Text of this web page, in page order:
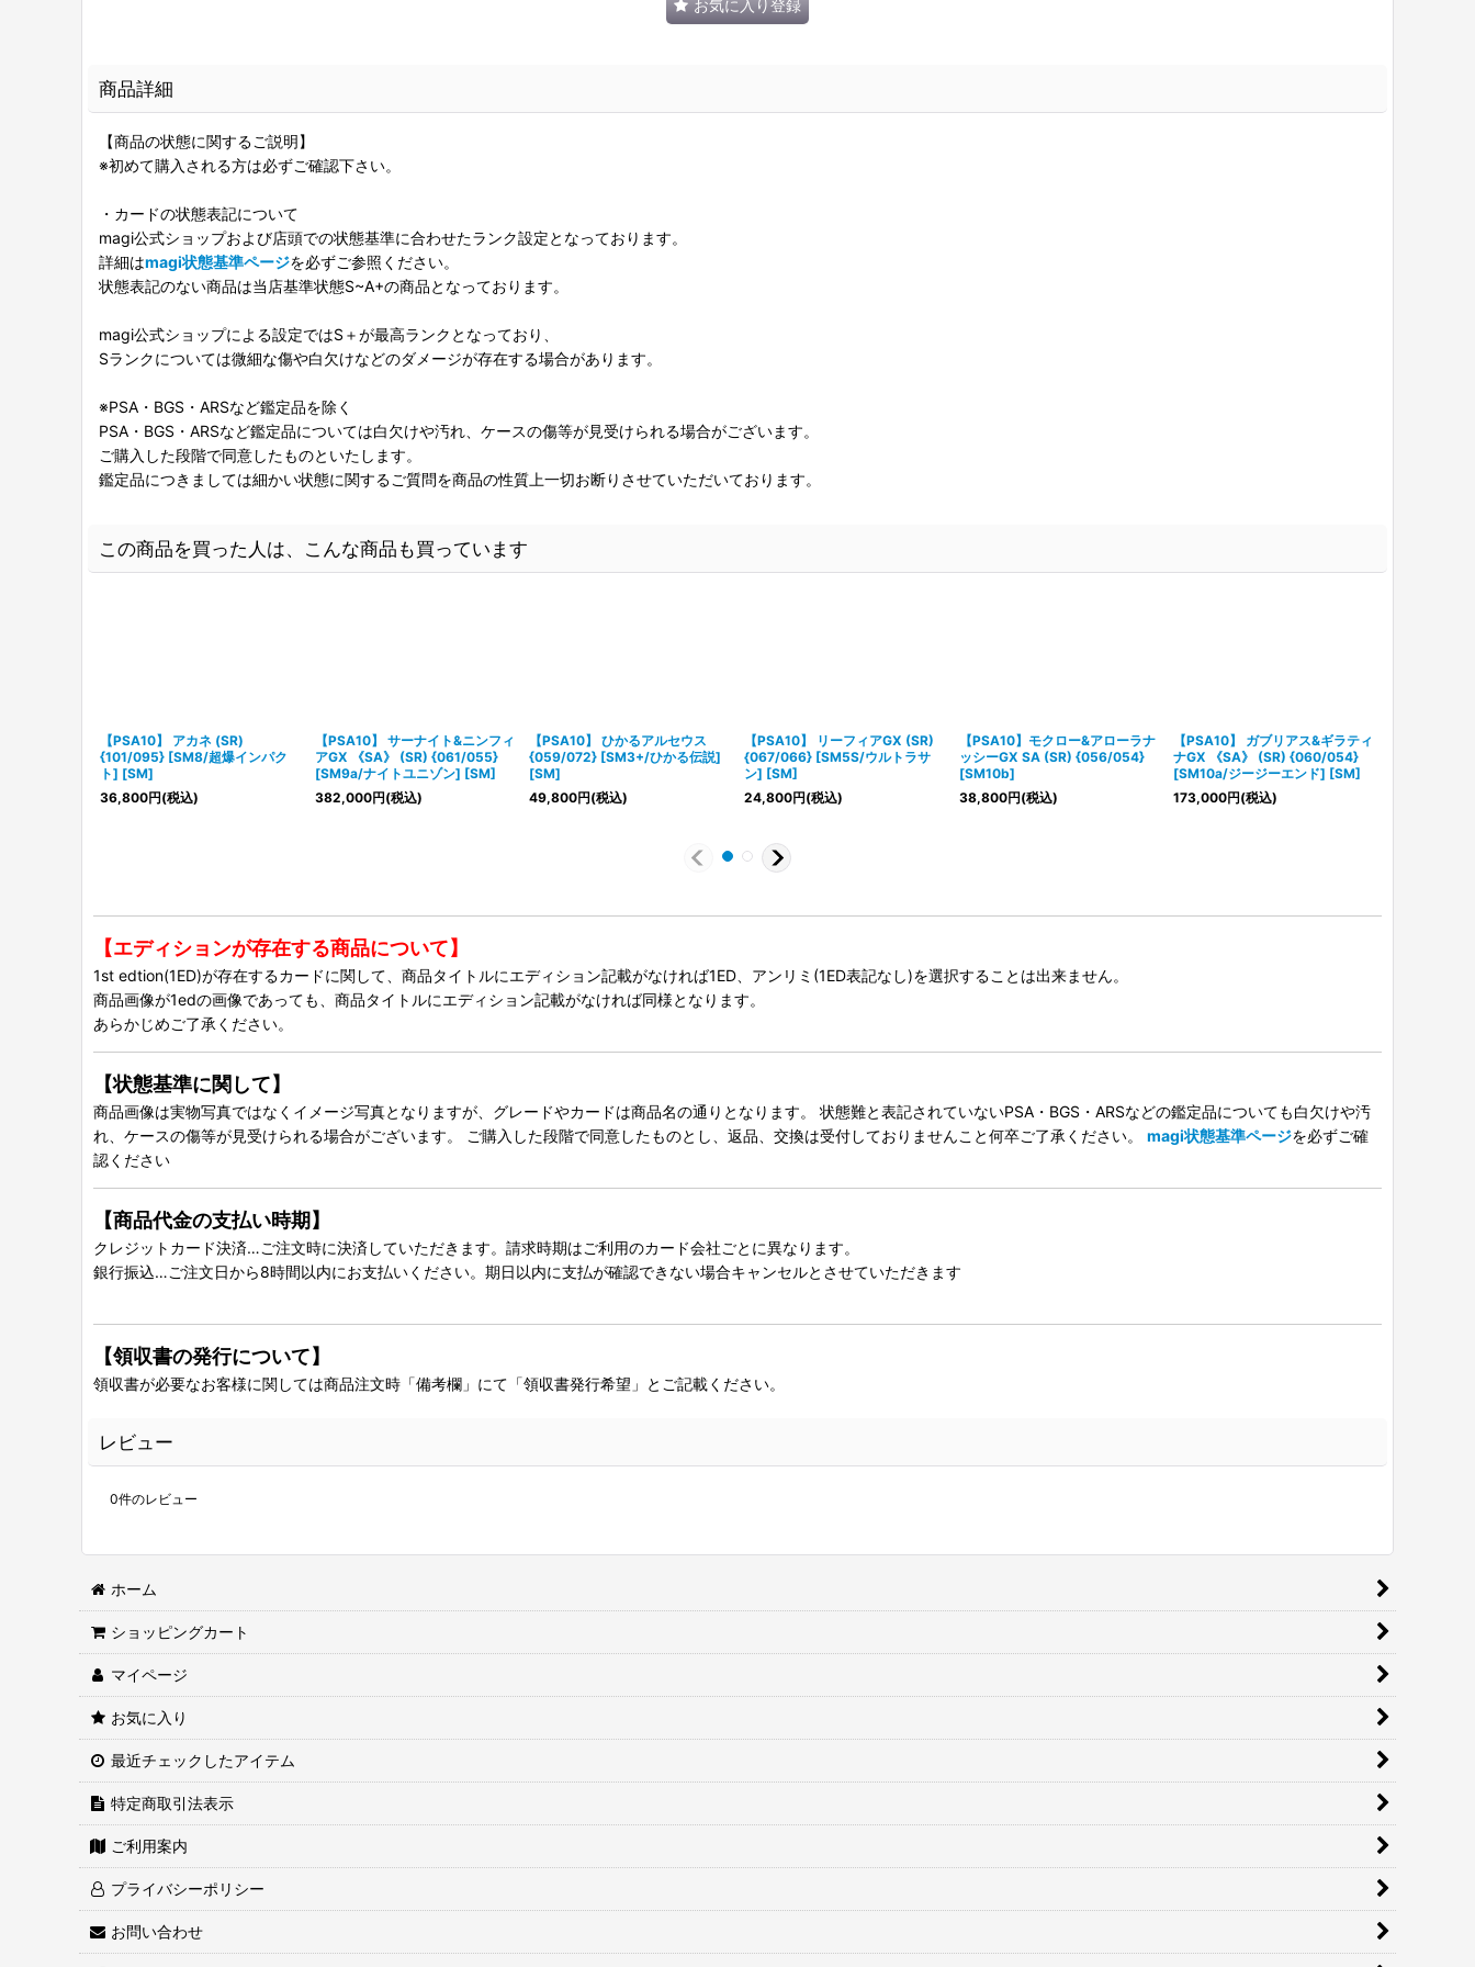
お気に入り登録
商品詳細
【商品の状態に関するご説明】
※初めて購入される方は必ずご確認下さい。
・カードの状態表記について
magi公式ショップおよび店頭での状態基準に合わせたランク設定となっております。
詳細はmagi状態基準ページを必ずご参照ください。
状態表記のない商品は当店基準状態S~A+の商品となっております。
magi公式ショップによる設定ではS＋が最高ランクとなっており、
Sランクについては微細な傷や白欠けなどのダメージが存在する場合があります。
※PSA・BGS・ARSなど鑑定品を除く
PSA・BGS・ARSなど鑑定品については白欠けや汚れ、ケースの傷等が見受けられる場合がございます。
ご購入した段階で同意したものといたします。
鑑定品につきましては細かい状態に関するご質問を商品の性質上一切お断りさせていただいております。
この商品を買った人は、こんな商品も買っています
【PSA10】 アカネ (SR)
{101/095} [SM8/超爆インパク
ト] [SM]
36,800円(税込)
【PSA10】 サーナイト&ニンフィ
アGX 《SA》 (SR) {061/055}
[SM9a/ナイトユニゾン] [SM]
382,000円(税込)
【PSA10】 ひかるアルセウス
{059/072} [SM3+/ひかる伝説]
[SM]
49,800円(税込)
【PSA10】 リーフィアGX (SR)
{067/066} [SM5S/ウルトラサ
ン] [SM]
24,800円(税込)
【PSA10】モクロー&アローラナ
ッシーGX SA (SR) {056/054}
[SM10b]
38,800円(税込)
【PSA10】 ガブリアス&ギラティ
ナGX 《SA》 (SR) {060/054}
[SM10a/ジージーエンド] [SM]
173,000円(税込)
【エディションが存在する商品について】
1st edtion(1ED)が存在するカードに関して、商品タイトルにエディション記載がなければ1ED、アンリミ(1ED表記なし)を選択することは出来ません。
商品画像が1edの画像であっても、商品タイトルにエディション記載がなければ同様となります。
あらかじめご了承ください。
【状態基準に関して】
商品画像は実物写真ではなくイメージ写真となりますが、グレードやカードは商品名の通りとなります。 状態難と表記されていないPSA・BGS・ARSなどの鑑定品についても白欠けや汚
れ、ケースの傷等が見受けられる場合がございます。 ご購入した段階で同意したものとし、返品、交換は受付しておりませんこと何卒ご了承ください。 magi状態基準ページを必ずご確
認ください
【商品代金の支払い時期】
クレジットカード決済…ご注文時に決済していただきます。請求時期はご利用のカード会社ごとに異なります。
銀行振込…ご注文日から8時間以内にお支払いください。期日以内に支払が確認できない場合キャンセルとさせていただきます
【領収書の発行について】
領収書が必要なお客様に関しては商品注文時「備考欄」にて「領収書発行希望」とご記載ください。
レビュー
0件のレビュー
ホーム
ショッピングカート
マイページ
お気に入り
最近チェックしたアイテム
特定商取引法表示
ご利用案内
プライバシーポリシー
お問い合わせ